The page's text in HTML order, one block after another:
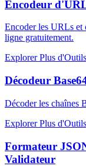
Encodeur
Encoder les URLs et
ligne gratuitement.
Explorer Plus d'Outils
Décodeur
Décoder les chaînes
Explorer Plus d'Outils
Formateur
Validateur